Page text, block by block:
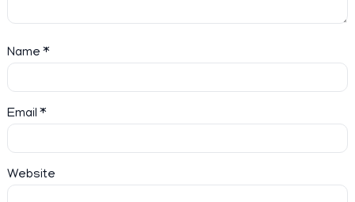
Name*
Email*
Website